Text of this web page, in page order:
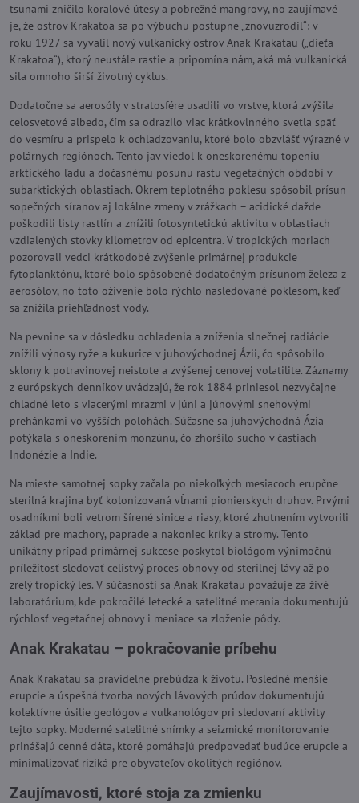
tsunami zničilo koralové útesy a pobrežné mangrovy, no zaujímavé
je, že ostrov Krakatoa sa po výbuchu postupne „znovuzrodil“: v
roku 1927 sa vyvalil nový vulkanický ostrov Anak Krakatau („dieťa
Krakatoa“), ktorý neustále rastie a pripomína nám, aká má vulkanická
sila omnoho širší životný cyklus.
Dodatočne sa aerosóly v stratosfére usadili vo vrstve, ktorá zvýšila
celosvetové albedo, čím sa odrazilo viac krátkovlnného svetla späť
do vesmíru a prispelo k ochladzovaniu, ktoré bolo obzvlášť výrazné v
polárnych regiónoch. Tento jav viedol k oneskorenému topeniu
arktického ľadu a dočasnému posunu rastu vegetačných období v
subarktických oblastiach. Okrem teplotného poklesu spôsobil prísun
sopečných síranov aj lokálne zmeny v zrážkach – acidické dažde
poškodili listy rastlín a znížili fotosyntetickú aktivitu v oblastiach
vzdialených stovky kilometrov od epicentra. V tropických moriach
pozorovali vedci krátkodobé zvýšenie primárnej produkcie
fytoplanktónu, ktoré bolo spôsobené dodatočným prísunom železa z
aerosólov, no toto oživenie bolo rýchlo nasledované poklesom, keď
sa znížila priehľadnosť vody.
Na pevnine sa v dôsledku ochladenia a zníženia slnečnej radiácie
znížili výnosy ryže a kukurice v juhovýchodnej Ázii, čo spôsobilo
sklony k potravinovej neistote a zvýšenej cenovej volatilite. Záznamy
z európskych denníkov uvádzajú, že rok 1884 priniesol nezvyčajne
chladné leto s viacerými mrazmi v júni a júnovými snehovými
prehánkami vo vyšších polohách. Súčasne sa juhovýchodná Ázia
potýkala s oneskorením monzúnu, čo zhoršilo sucho v častiach
Indonézie a Indie.
Na mieste samotnej sopky začala po niekoľkých mesiacoch erupčne
sterilná krajina byť kolonizovaná vĺnami pionierskych druhov. Prvými
osadníkmi boli vetrom šírené sinice a riasy, ktoré zhutnením vytvorili
základ pre machory, paprade a nakoniec kríky a stromy. Tento
unikátny prípad primárnej sukcese poskytol biológom výnimočnú
príležitosť sledovať celistvý proces obnovy od sterilnej lávy až po
zrelý tropický les. V súčasnosti sa Anak Krakatau považuje za živé
laboratórium, kde pokročilé letecké a satelitné merania dokumentujú
rýchlosť vegetačnej obnovy i meniace sa zloženie pôdy.
Anak Krakatau – pokračovanie príbehu
Anak Krakatau sa pravidelne prebúdza k životu. Posledné menšie
erupcie a úspešná tvorba nových lávových prúdov dokumentujú
kolektívne úsilie geológov a vulkanológov pri sledovaní aktivity
tejto sopky. Moderné satelitné snímky a seizmické monitorovanie
prinášajú cenné dáta, ktoré pomáhajú predpovedať budúce erupcie a
minimalizovať riziká pre obyvateľov okolitých regiónov.
Zaujímavosti, ktoré stoja za zmienku